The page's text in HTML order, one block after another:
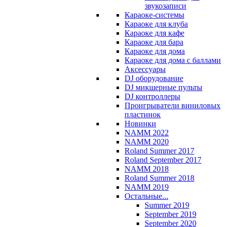
звукозаписи
Караоке-системы
Караоке для клуба
Караоке для кафе
Караоке для бара
Караоке для дома
Караоке для дома с баллами
Аксессуары
DJ оборудование
DJ микшерные пульты
DJ контроллеры
Проигрыватели виниловых
пластинок
Новинки
NAMM 2022
NAMM 2020
Roland Summer 2017
Roland September 2017
NAMM 2018
Roland Summer 2018
NAMM 2019
Остальные...
Summer 2019
September 2019
September 2020